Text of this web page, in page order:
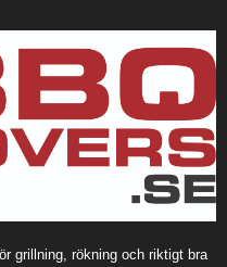
grillning, rökning och riktigt bra